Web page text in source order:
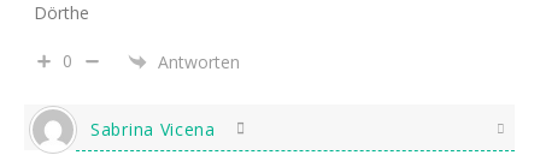
Dörthe
0 Antworten
Sabrina Vicena